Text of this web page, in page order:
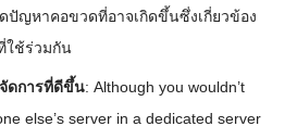
ปัญหาคอขวดที่อาจเกิดขึ้นซึ่งเกี่ยวข้อง
ใช้ร่วมกัน
ดการที่ดีขึ้น: Although you wouldn’t
else’s server in a dedicated server